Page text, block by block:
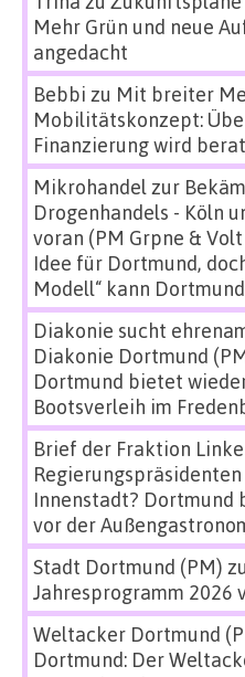
Mehr Grün und neue
angedacht
Bebbi zu Mit breiter
Mobilitätskonzept:
Finanzierung wird
Mikrohandel zur
Drogenhandels - Köln
voran (PM Grpne & Volt
Idee für Dortmund,
Modell“ kann
Diakonie sucht
Diakonie Dortmund
Dortmund bietet
Bootsverleih im
Brief der Fraktion
Regierungspräsidenten
Innenstadt?
vor der
Stadt Dortmund (PM) zu
Jahresprogramm 2026
Weltacker Dortmund
Dortmund: Der